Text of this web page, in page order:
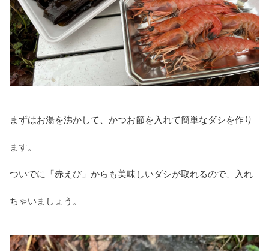
まずはお湯を沸かして、かつお節を入れて簡単なダシを作り
ます。
ついでに「赤えび」からも美味しいダシが取れるので、入れ
ちゃいましょう。